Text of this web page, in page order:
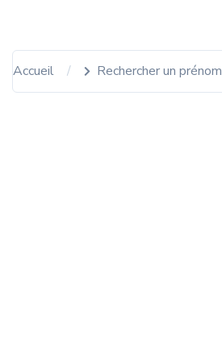
Accueil Rechercher un prénom